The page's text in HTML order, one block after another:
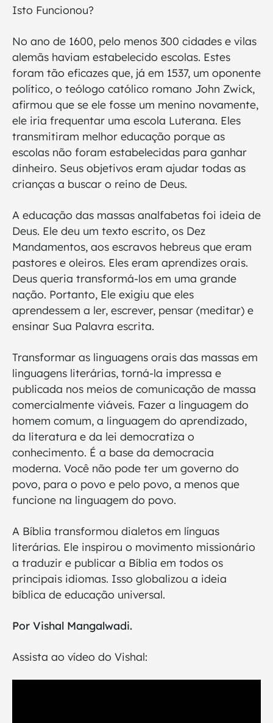
Isto Funcionou?
No ano de 1600, pelo menos 300 cidades e vilas
alemãs haviam estabelecido escolas. Estes
foram tão eficazes que, já em 1537, um oponente
político, o teólogo católico romano John Zwick,
afirmou que se ele fosse um menino novamente,
ele iria frequentar uma escola Luterana. Eles
transmitiram melhor educação porque as
escolas não foram estabelecidas para ganhar
dinheiro. Seus objetivos eram ajudar todas as
crianças a buscar o reino de Deus.
A educação das massas analfabetas foi ideia de
Deus. Ele deu um texto escrito, os Dez
Mandamentos, aos escravos hebreus que eram
pastores e oleiros. Eles eram aprendizes orais.
Deus queria transformá-los em uma grande
nação. Portanto, Ele exigiu que eles
aprendessem a ler, escrever, pensar (meditar) e
ensinar Sua Palavra escrita.
Transformar as linguagens orais das massas em
linguagens literárias, torná-la impressa e
publicada nos meios de comunicação de massa
comercialmente viáveis. Fazer a linguagem do
homem comum, a linguagem do aprendizado,
da literatura e da lei democratiza o
conhecimento. É a base da democracia
moderna. Você não pode ter um governo do
povo, para o povo e pelo povo, a menos que
funcione na linguagem do povo.
A Bíblia transformou dialetos em línguas
literárias. Ele inspirou o movimento missionário
a traduzir e publicar a Bíblia em todos os
principais idiomas. Isso globalizou a ideia
bíblica de educação universal.
Por Vishal Mangalwadi.
Assista ao vídeo do Vishal: